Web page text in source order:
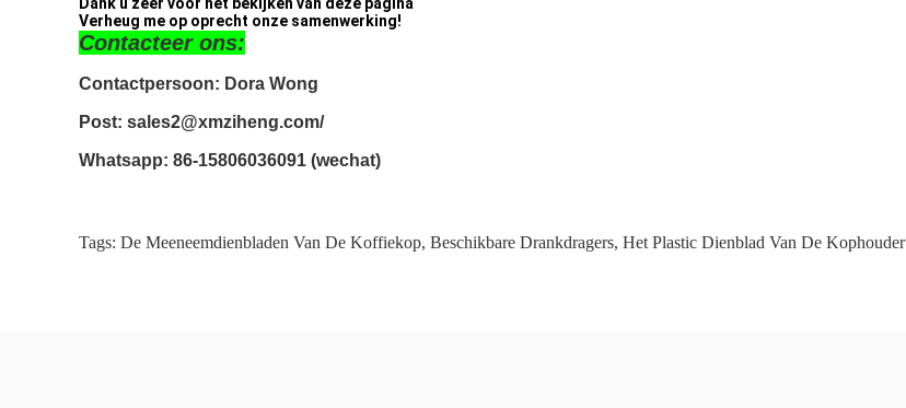
Verheug me op oprecht onze samenwerking!
Contacteer ons:
Contactpersoon: Dora Wong
Post: sales2@xmziheng.com/
Whatsapp: 86-15806036091 (wechat)
Tags: De Meeneemdienbladen Van De Koffiekop, Beschikbare Drankdragers, Het Plastic Dienblad Van De Kophouder